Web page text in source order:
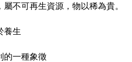
不可再生資源，物以稀為貴。
養生
的一種象徵